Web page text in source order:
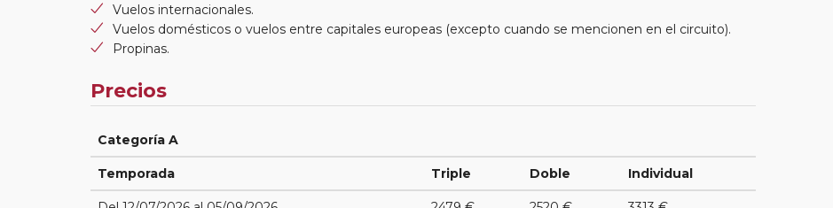
Vuelos internacionales.
Vuelos domésticos o vuelos entre capitales europeas (excepto cuando se mencionen en el circuito).
Propinas.
Precios
Categoría A
Temporada Triple Doble Individual